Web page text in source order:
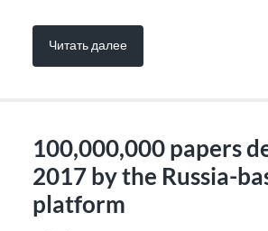
Читать далее
100,000,000 papers
2017 by the Russia-
platform